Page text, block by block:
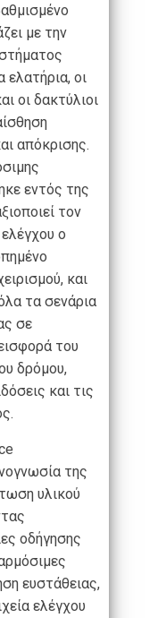
με την
ελατήρια, οι
οι δακτύλιοι
απόκρισης.
εντός της
τον
ο
και
τα σενάρια
σε
του
δρόμου,
και τις
της
υλικού
οδήγησης
ευστάθειας,
ελέγχου